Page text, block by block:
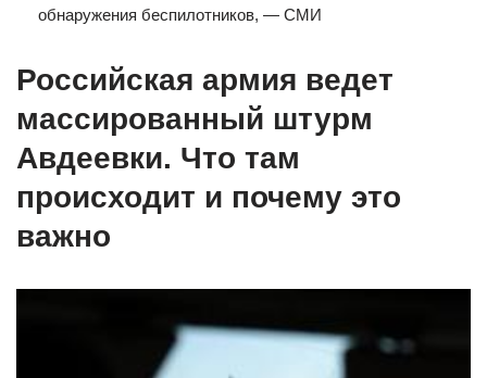
обнаружения беспилотников, — СМИ
Российская армия ведет
массированный штурм
Авдеевки. Что там
происходит и почему это
важно